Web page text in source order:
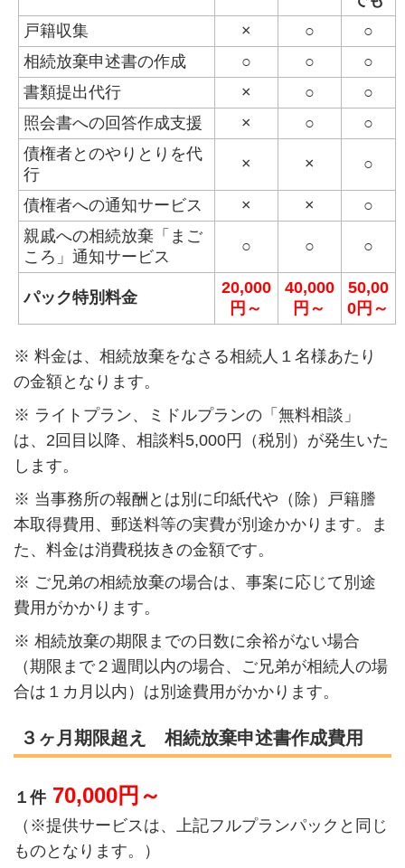
戸籍収集
× ○
○
相続放棄申述書の作成
○ ○
○
書類提出代行
× ○
○
照会書への回答作成支援
× ○
○
債権者とのやりとりを代
行
× × ○
債権者への通知サービス × ×
○
親戚への相続放棄「まご
ころ」通知サービス
○ ○ ○
パック特別料金
20,000
円～
40,000
円～
50,00
0円～
※ 料金は、相続放棄をなさる相続人１名様あたり
の金額となります。
※ ライトプラン、ミドルプランの「無料相談」
は、 2 回目以降、相談料5,000円（税別）が発生いた
します。
※ 当事務所の報酬とは別に印紙代や（除）戸籍謄
本取得費用、郵送料等の実費が別途かかります。ま
た、料金は消費税抜きの金額です。
※ ご兄弟の相続放棄の場合は、事案に応じて別途
費用がかかります。
※ 相続放棄の期限までの日数に余裕がない場合
（期限まで２週間以内の場合、ご兄弟が相続人の場
合は１カ月以内）は別途費用がかかります。
３ヶ月期限超え 相続放棄申述書作成費用
１件70,000円～
（※提供サービスは、上記フルプランパックと同じ
ものとなります。）